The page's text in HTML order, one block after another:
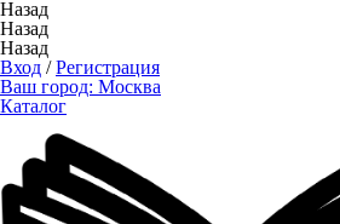
Назад
Назад
Назад
Вход /Регистрация
Ваш город: Москва
Каталог